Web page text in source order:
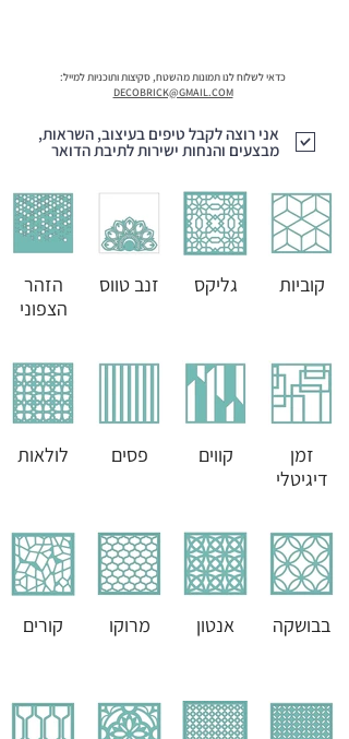
כדאי לשלוח לנו תמונות מהשטח, סקיצות ותוכניות למייל:
DECOBRICKֲ@GMAIL.COM
אני רוצה לקבל טיפים בעיצוב, השראות,
מבצעים והנחות ישירות לתיבת הדואר
הזהר
הצפוני
זנב טווס גליקס קוביות
לולאות פסים קווים
זמן
דיגיטלי
קורים מרוקו אנטון בבושקה